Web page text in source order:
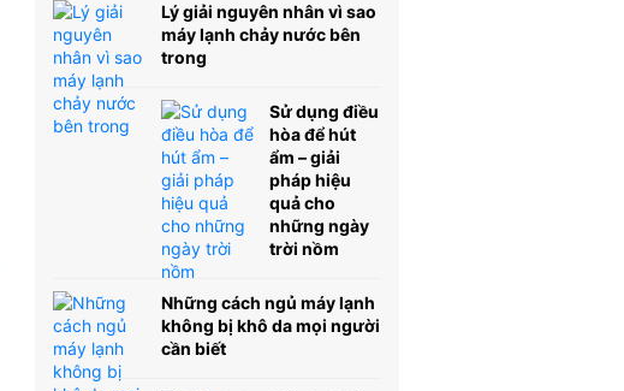
Lý giải nguyên nhân vì sao
máy lạnh chảy nước bên
trong
Sử dụng điều
hòa để hút
ẩm – giải
pháp hiệu
quả cho
những ngày
trời nồm
Những cách ngủ máy lạnh
không bị khô da mọi người
cần biết